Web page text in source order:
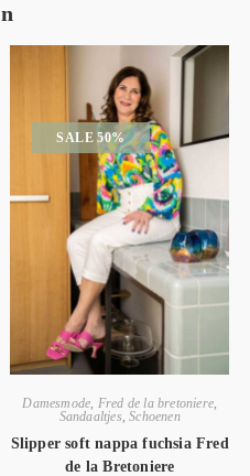
SALE 50%
Damesmode, Fred de la bretoniere,
Sandaaltjes,Schoenen
Slipper soft nappa fuchsia Fred
de la Bretoniere